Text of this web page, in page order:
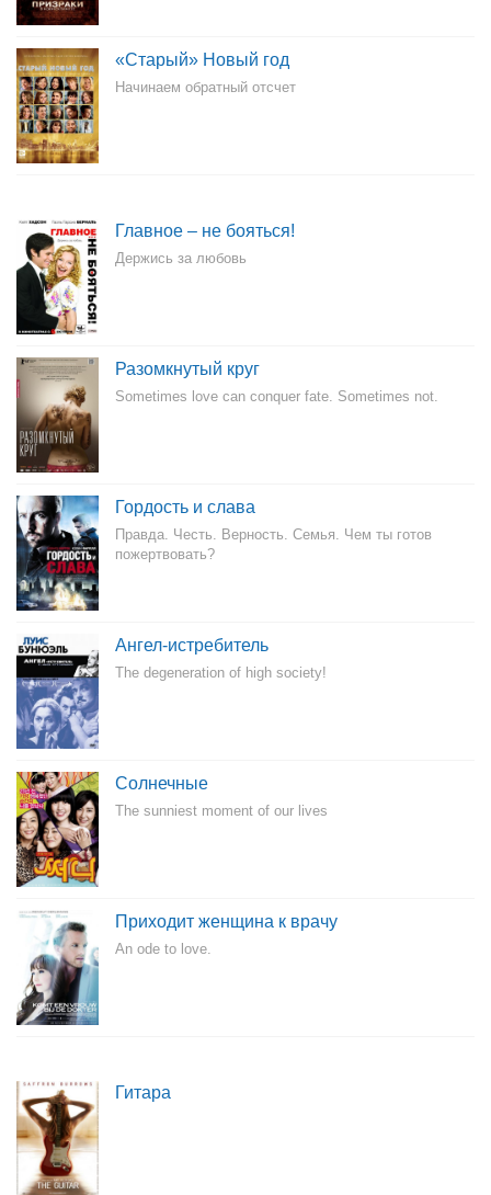
«Старый» Новый год
Начинаем обратный отсчет
Главное – не бояться!
Держись за любовь
Разомкнутый круг
Sometimes love can conquer fate. Sometimes not.
Гордость и слава
Правда. Честь. Верность. Семья. Чем ты готов
пожертвовать?
Ангел-истребитель
The degeneration of high society!
Солнечные
The sunniest moment of our lives
Приходит женщина к врачу
An ode to love.
Гитара